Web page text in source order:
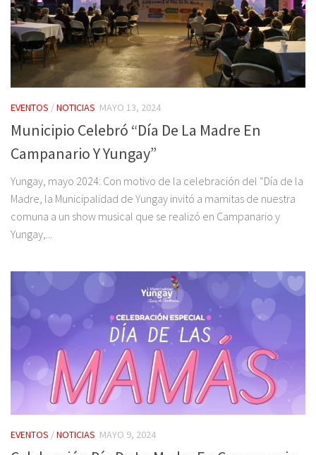
EVENTOS /NOTICIAS MAYO 13, 2024
Municipio Celebró “Día De La Madre En
Campanario Y Yungay”
Yungay, mayo 2024: Con motivo de la celebración del “Día de la
Madre, la Municipalidad de Yungay invitó a mamitas de nuestra
comuna a un show musical que se realizó en Campanario y
Yungay,...
EVENTOS /NOTICIAS MAYO 9, 2024